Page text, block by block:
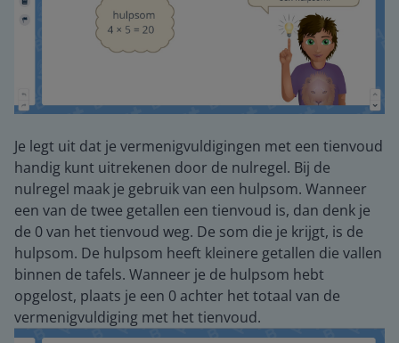
Je legt uit dat je vermenigvuldigingen met een tienvoud
handig kunt uitrekenen door de nulregel. Bij de
nulregel maak je gebruik van een hulpsom. Wanneer
een van de twee getallen een tienvoud is, dan denk je
de 0 van het tienvoud weg. De som die je krijgt, is de
hulpsom. De hulpsom heeft kleinere getallen die vallen
binnen de tafels. Wanneer je de hulpsom hebt
opgelost, plaats je een 0 achter het totaal van de
vermenigvuldiging met het tienvoud.